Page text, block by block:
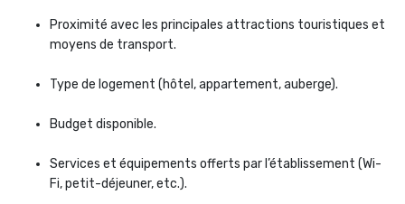
Proximité avec les principales attractions touristiques et
moyens de transport.
Type de logement (hôtel, appartement, auberge).
Budget disponible.
Services et équipements offerts par l’établissement (Wi-
Fi, petit-déjeuner, etc.).